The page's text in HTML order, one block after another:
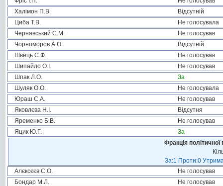
Халімон П.В.
Відсутній
Циба Т.В.
Не голосувала
Чернявський С.М.
Не голосував
Чорноморов А.О.
Відсутній
Швець С.Ф.
Не голосував
Шипайло О.І.
Не голосував
Шпак Л.О.
За
Шуляк О.О.
Не голосувала
Юраш С.А.
Не голосував
Яковлєва Н.І.
Відсутня
Яременко Б.В.
Не голосував
Яцик Ю.Г.
За
Фракція
За:1 Проти:0
Алєксєєв С.О.
Не голосував
Бондар М.Л.
Не голосував